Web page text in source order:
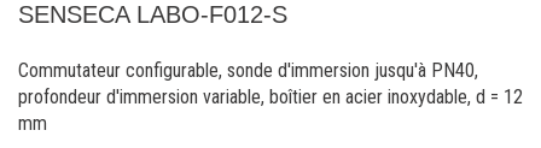
SENSECA LABO-F012-S
Commutateur configurable, sonde d'immersion jusqu'à PN40,
profondeur d'immersion variable, boîtier en acier inoxydable, d = 12
mm